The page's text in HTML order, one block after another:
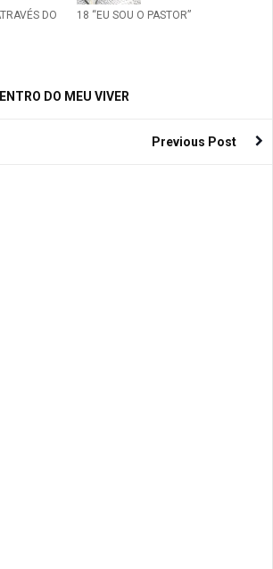
DO
18 “EU SOU O PASTOR”
DO MEU VIVER
Previous Post